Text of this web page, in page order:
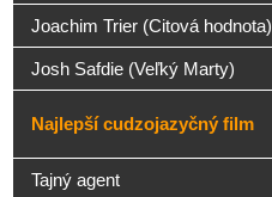
Joachim Trier (Citová hodnota)
Josh Safdie (Veľký Marty)
Najlepší cudzojazyčný film
Tajný agent